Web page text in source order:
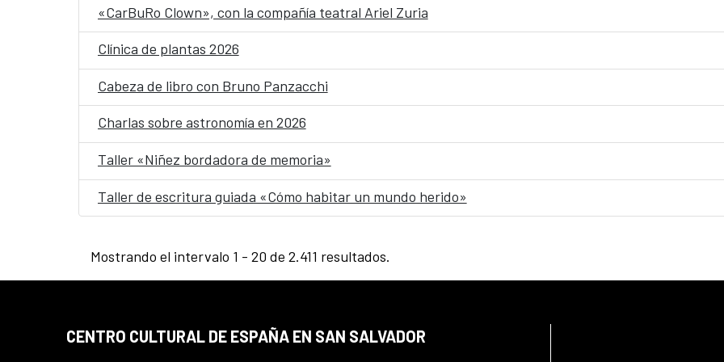
«CarBuRo Clown», con la compañía teatral Ariel Zuria
Clínica de plantas 2026
Cabeza de libro con Bruno Panzacchi
Charlas sobre astronomía en 2026
Taller «Niñez bordadora de memoria»
Taller de escritura guiada «Cómo habitar un mundo herido»
Mostrando el intervalo 1 - 20 de 2.411 resultados.
CENTRO CULTURAL DE ESPAÑA EN SAN SALVADOR